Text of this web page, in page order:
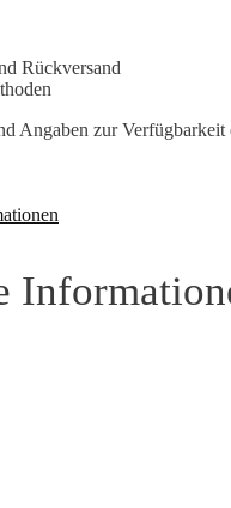
Rückversand
Angaben zur Verfügbarkeit